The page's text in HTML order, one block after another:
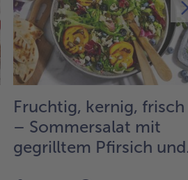
Fruchtig, kernig, frisch
– Sommersalat mit
gegrilltem Pfirsich und